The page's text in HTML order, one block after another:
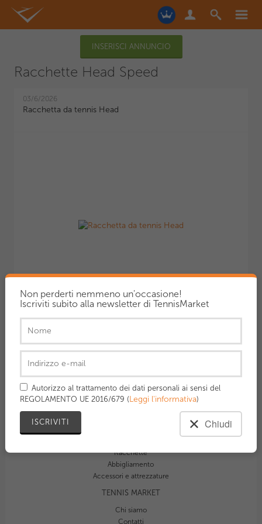
INSERISCI ANNUNCIO
Racchette Head Speed
03/6/2026
Racchetta da tennis Head
90,00 €
Racchette
Abbigliamento
Accessori e attrezzature
TENNIS MARKET
Chi siamo
Contatti
Non perderti nemmeno un'occasione!
Iscriviti subito alla newsletter di TennisMarket
Autorizzo al trattamento dei dati personali ai sensi del
REGOLAMENTO UE 2016/679 (Leggi l'informativa)
Chiudi